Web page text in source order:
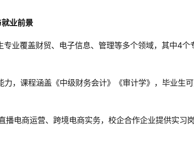
业前景
业覆盖财贸、电子信息、管理等多个领域，其中4个
，课程涵盖《中级财务会计》《审计学》，毕业生
播电商运营、跨境电商实务，校企合作企业提供实习